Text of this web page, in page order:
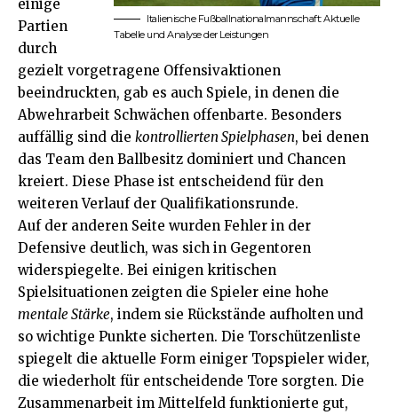
Italienische Fußballnationalmannschaft: Aktuelle
Tabelle und Analyse der Leistungen
einige
Partien
durch
gezielt vorgetragene Offensivaktionen
beeindruckten, gab es auch Spiele, in denen die
Abwehrarbeit Schwächen offenbarte. Besonders
auffällig sind die kontrollierten Spielphasen, bei denen
das Team den Ballbesitz dominiert und Chancen
kreiert. Diese Phase ist entscheidend für den
weiteren Verlauf der Qualifikationsrunde.
Auf der anderen Seite wurden Fehler in der
Defensive deutlich, was sich in Gegentoren
widerspiegelte. Bei einigen kritischen
Spielsituationen zeigten die Spieler eine hohe
mentale Stärke, indem sie Rückstände aufholten und
so wichtige Punkte sicherten. Die Torschützenliste
spiegelt die aktuelle Form einiger Topspieler wider,
die wiederholt für entscheidende Tore sorgten. Die
Zusammenarbeit im Mittelfeld funktionierte gut,